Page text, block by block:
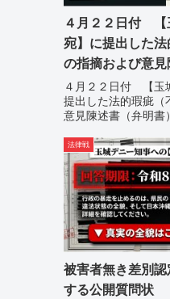
４月２２日付 【
宛】に提出した法
の指摘および意
書）提出の留保
４月２２日付 【玉
提出した法的瑕疵
意見陳述書（弁明書
法状態の指摘と意
通告を行いました。
は、違法を認めて軌
法律戦
被害者無き差別
する公開質問状